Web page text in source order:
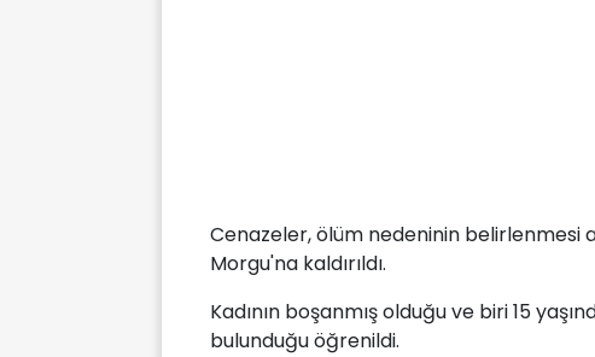
Cenazeler, ölüm nedeninin belirlenmesi
Morgu'na kaldırıldı.
Kadının boşanmış olduğu ve biri 15
bulunduğu öğrenildi.